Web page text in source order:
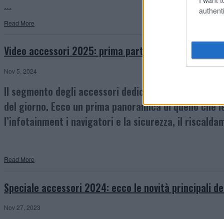
…
Read More
Video accessori 2025: prima parte
Nov 5, 2024
Il segmento degli accessori dedicati ai veicoli
del giorno. Ecco un prima panoramica di quello
l’infotainment i navigatori e la sicurezza, il
Read More
Speciale accessori 2024: ecco le novità principali
Nov 27, 2023